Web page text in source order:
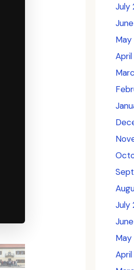
July
July
May